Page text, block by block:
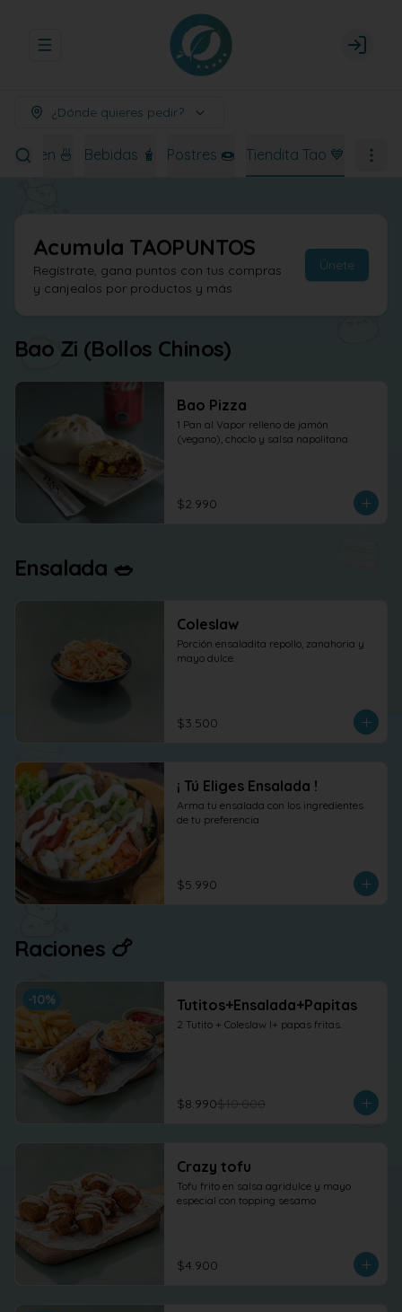
Abrir menu de navegación Login
¿Dónde quieres pedir?
Ramen 🍜 Bebidas 🧋 Postres 🍩 Tiendita Tao 💙
Acumula TAOPUNTOS
Regístrate, gana puntos con tus compras
y canjealos por productos y más
Únete
Bao Zi (Bollos Chinos)
Bao Pizza
1 Pan al Vapor relleno de jamón
(vegano), choclo y salsa napolitana
$2.990
Ensalada 🥗
Coleslaw
Porción ensaladita repollo, zanahoria y
mayo dulce.
$3.500
¡ Tú Eliges Ensalada !
Arma tu ensalada con los ingredientes
de tu preferencia
$5.990
Raciones 🍗
-10% Tutitos+Ensalada+Papitas
2 Tutito + Coleslaw l+ papas fritas.
$8.990$10.000
Crazy tofu
Tofu frito en salsa agridulce y mayo
especial con topping sesamo
$4.900